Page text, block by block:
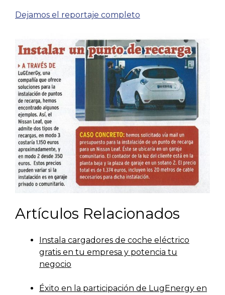
Dejamos el reportaje completo
Artículos Relacionados
Instala cargadores de coche eléctrico
gratis en tu empresa y potencia tu
negocio
Éxito en la participación de LugEnergy en